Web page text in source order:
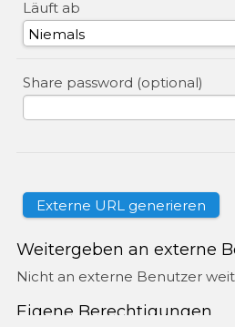
Läuft ab
Share password (optional)
Weitergeben an externe
Nicht an externe Benutzer
Eigene Berechtigungen